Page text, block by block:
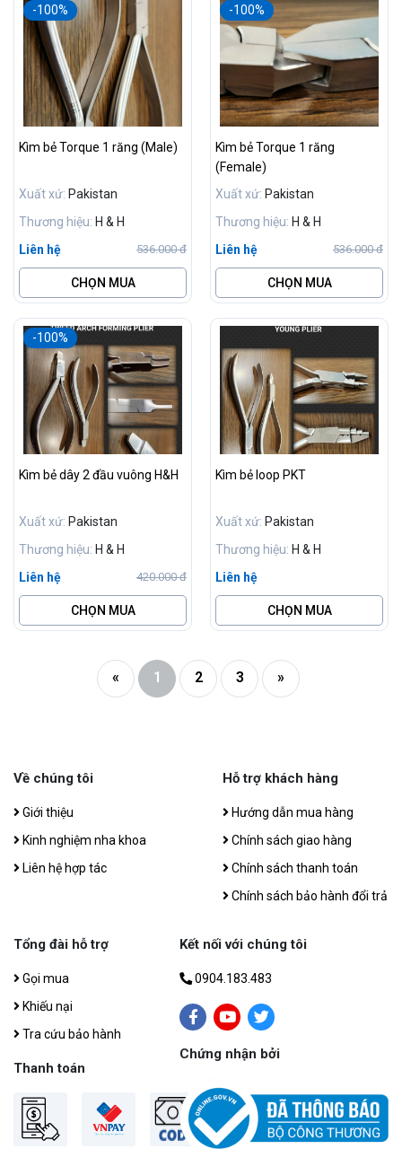
Kìm bẻ Torque 1 răng (Male)
Xuất xứ: Pakistan
Thương hiệu: H & H
Liên hệ
536.000 đ
CHỌN MUA
-100%
Kìm bẻ Torque 1 răng
(Female)
Xuất xứ: Pakistan
Thương hiệu: H & H
Liên hệ
536.000 đ
CHỌN MUA
-100%
Kìm bẻ dây 2 đầu vuông H&H
Xuất xứ: Pakistan
Thương hiệu: H & H
Liên hệ
420.000 đ
CHỌN MUA
-100%
Kìm bẻ loop PKT
Xuất xứ: Pakistan
Thương hiệu: H & H
Liên hệ
CHỌN MUA
« 1 2 3 »
Về chúng tôi
Giới thiệu
Kinh nghiệm nha khoa
Liên hệ hợp tác
Hỗ trợ khách hàng
Hướng dẫn mua hàng
Chính sách giao hàng
Chính sách thanh toán
Chính sách bảo hành đổi trả
Tổng đài hỗ trợ
Gọi mua
Khiếu nại
Tra cứu bảo hành
Thanh toán
Kết nối với chúng tôi
0904.183.483
Chứng nhận bởi